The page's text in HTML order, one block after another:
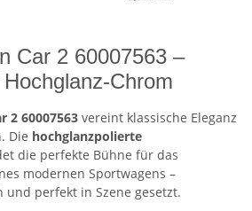
Car 2 60007563 –
Chrom
2 60007563 vereint klassische Eleganz
Die hochglanzpolierte
die perfekte Bühne für das
modernen Sportwagens –
perfekt in Szene gesetzt.